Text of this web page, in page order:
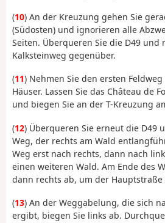
(10) An der Kreuzung gehen Sie
(Südosten) und ignorieren alle
Seiten. Überqueren Sie die D49 und
Kalksteinweg gegenüber.
(11) Nehmen Sie den ersten
Häuser. Lassen Sie das Château de
und biegen Sie an der T-Kreuzung
(12) Überqueren Sie erneut die D49
Weg, der rechts am Wald
Weg erst nach rechts, dann nach
einen weiteren Wald. Am Ende des
dann rechts ab, um der Hauptstraße
(13) An der Weggabelung, die sich
ergibt, biegen Sie links ab.